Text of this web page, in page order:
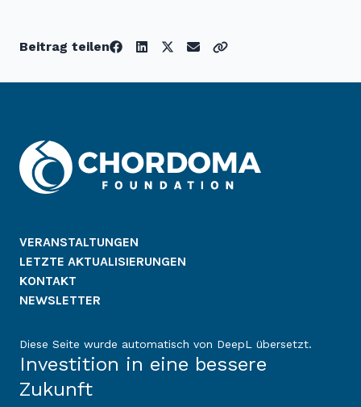
Beitrag teilen
VERANSTALTUNGEN
LETZTE AKTUALISIERUNGEN
KONTAKT
NEWSLETTER
Diese Seite wurde automatisch von DeepL übersetzt.
Investition in eine bessere
Zukunft